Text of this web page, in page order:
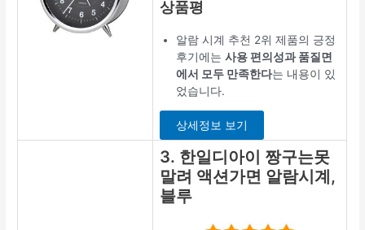
상품평
알람 시계 추천 2위 제품의 긍정
후기에는사용 편의성과 품질면
에서 모두 만족한다는 내용이 있
었습니다.
상세정보 보기
3. 한일디아이 짱구는못
말려 액션가면 알람시계,
블루